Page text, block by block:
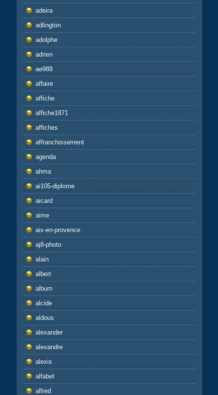
adeira
adlington
adolphe
adrien
ae988
affaire
affiche
affiche1871
affiches
affranchissement
agenda
ahma
ai105-diplome
aicard
aime
aix-en-provence
aj8-photo
alain
albert
album
alcide
aldous
alexander
alexandre
alexis
alfabet
alfred